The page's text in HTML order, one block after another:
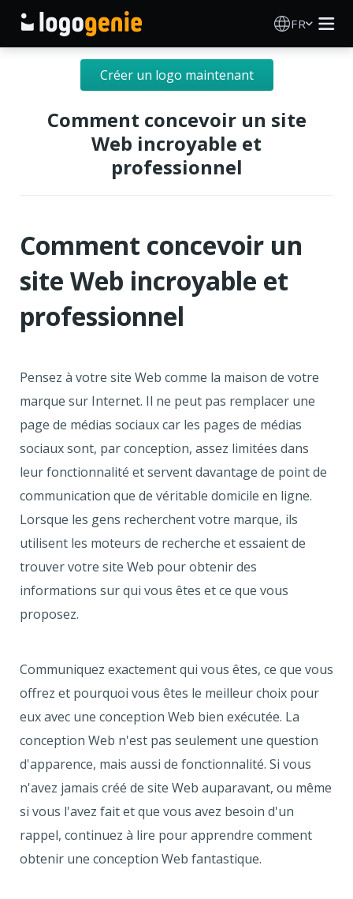
FR
Création de logo
Générateur de logo IA
Idées de logos
Produits imprimés
À propos
Blog
Créer un logo maintenant
Comment concevoir un site
Web incroyable et
professionnel
Comment concevoir un
site Web incroyable et
professionnel
Pensez à votre site Web comme la maison de votre
marque sur Internet. Il ne peut pas remplacer une
page de médias sociaux car les pages de médias
sociaux sont, par conception, assez limitées dans
leur fonctionnalité et servent davantage de point de
communication que de véritable domicile en ligne.
Lorsque les gens recherchent votre marque, ils
utilisent les moteurs de recherche et essaient de
trouver votre site Web pour obtenir des
informations sur qui vous êtes et ce que vous
proposez.
Communiquez exactement qui vous êtes, ce que vous
offrez et pourquoi vous êtes le meilleur choix pour
eux avec une conception Web bien exécutée. La
conception Web n'est pas seulement une question
d'apparence, mais aussi de fonctionnalité. Si vous
n'avez jamais créé de site Web auparavant, ou même
si vous l'avez fait et que vous avez besoin d'un
rappel, continuez à lire pour apprendre comment
obtenir une conception Web fantastique.